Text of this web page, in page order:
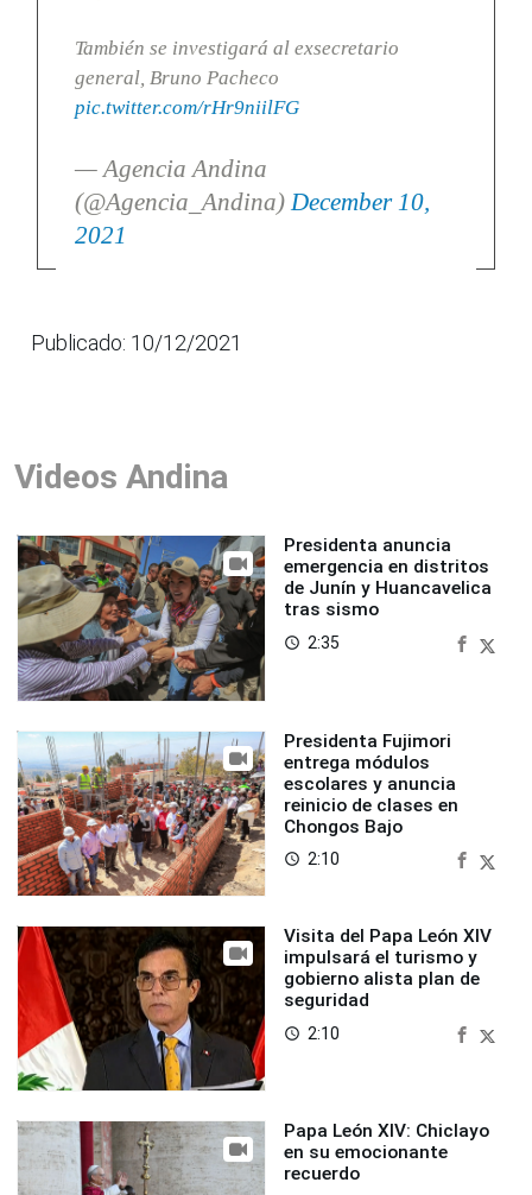
También se investigará al exsecretario
general, Bruno Pacheco
pic.twitter.com/rHr9niilFG
— Agencia Andina
(@Agencia_Andina) December 10,
2021
Publicado: 10/12/2021
Videos Andina
Presidenta anuncia
emergencia en distritos
de Junín y Huancavelica
tras sismo
access_time 2:35
Presidenta Fujimori
entrega módulos
escolares y anuncia
reinicio de clases en
Chongos Bajo
access_time 2:10
Visita del Papa León XIV
impulsará el turismo y
gobierno alista plan de
seguridad
access_time 2:10
Papa León XIV: Chiclayo
en su emocionante
recuerdo